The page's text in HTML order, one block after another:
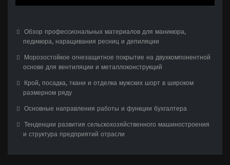
Обзор профессиональных материалов для маникюра,
педикюра, наращивания ресниц и депиляции
Морозостойкое огнезащитное покрытие на двухкомпонентной
основе для вентиляции и металлоконструкций
Крой, посадка, ткани и отделка мужских шорт в широком
размерном ряду
Основные направления работы и функции бухгалтера
Тенденции развития сельскохозяйственного машиностроения
и структура предприятий отрасли